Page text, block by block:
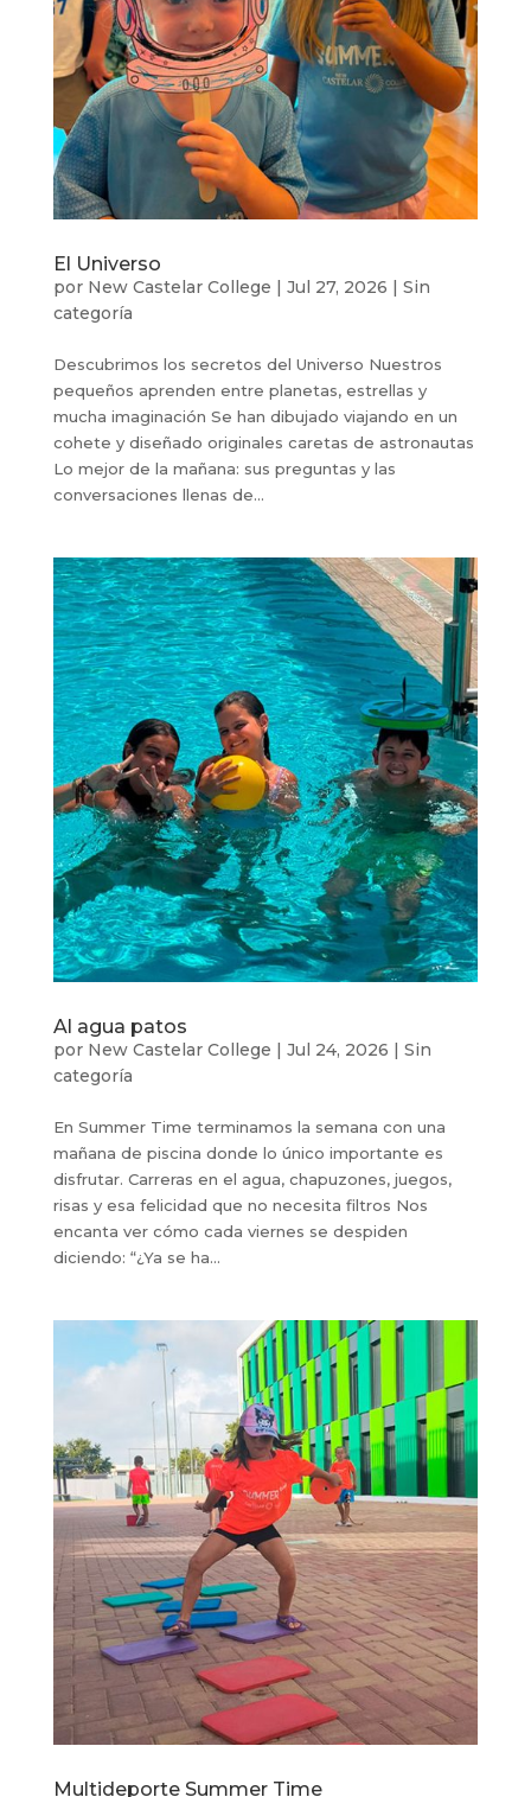
El Universo
por New Castelar College | Jul 27, 2026 | Sin
categoría
Descubrimos los secretos del Universo Nuestros
pequeños aprenden entre planetas, estrellas y
mucha imaginación Se han dibujado viajando en un
cohete y diseñado originales caretas de astronautas
Lo mejor de la mañana: sus preguntas y las
conversaciones llenas de...
Al agua patos
por New Castelar College | Jul 24, 2026 | Sin
categoría
En Summer Time terminamos la semana con una
mañana de piscina donde lo único importante es
disfrutar. Carreras en el agua, chapuzones, juegos,
risas y esa felicidad que no necesita filtros Nos
encanta ver cómo cada viernes se despiden
diciendo: “¿Ya se ha...
Multideporte Summer Time